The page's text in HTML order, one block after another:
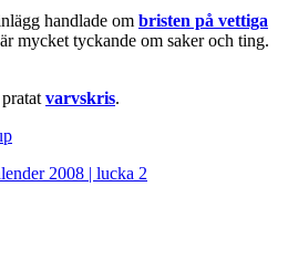
handlade om bristen på vettiga
mycket tyckande om saker och ting.
varvskris.
2008 | lucka 2